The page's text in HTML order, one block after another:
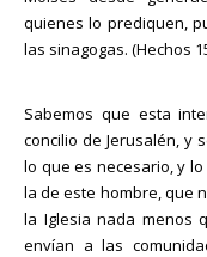
quienes lo prediquen,
las sinagogas. (Hechos
Sabemos que esta
concilio de Jerusalén, y
lo que es necesario, y
la de este hombre, que
la Iglesia nada menos
envían a las